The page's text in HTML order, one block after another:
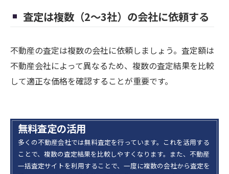
査定は複数（2～3社）の会社に依頼する
不動産の査定は複数の会社に依頼しましょう。査定額は
不動産会社によって異なるため、複数の査定結果を比較
して適正な価格を確認することが重要です。
無料査定の活用
多くの不動産会社では無料査定を行っています。これを活用する
ことで、複数の査定結果を比較しやすくなります。また、不動産
一括査定サイトを利用することで、一度に複数の会社から査定を